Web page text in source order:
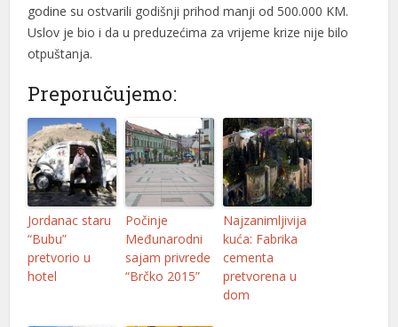
godine su ostvarili godišnji prihod manji od 500.000 KM.
Uslov je bio i da u preduzećima za vrijeme krize nije bilo
otpuštanja.
Preporučujemo:
Jordanac staru
“Bubu”
pretvorio u
hotel
Počinje
Međunarodni
sajam privrede
“Brčko 2015”
Najzanimljivija
kuća: Fabrika
cementa
pretvorena u
dom